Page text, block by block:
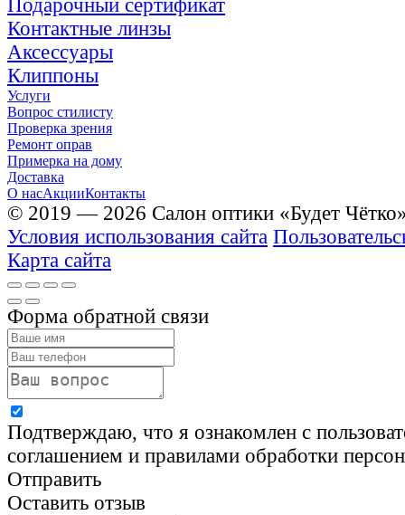
Подарочный сертификат
Контактные линзы
Аксессуары
Клиппоны
Услуги
Вопрос стилисту
Проверка зрения
Ремонт оправ
Примерка на дому
Доставка
О насАкцииКонтакты
© 2019 — 2026 Салон оптики «Будет
Условия использования сайта
Карта сайта
Форма обратной связи
Подтверждаю, что я ознакомлен с
соглашением и правилами обработки
Отправить
Оставить отзыв